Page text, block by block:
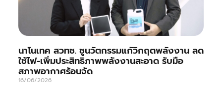
นาโนเทค สวทช. ชูนวัตกรรมแก้วิกฤตพลังงาน ลด
ใช้ไฟ-เพิ่มประสิทธิภาพพลังงานสะอาด รับมือ
สภาพอากาศร้อนจัด
16/06/2026